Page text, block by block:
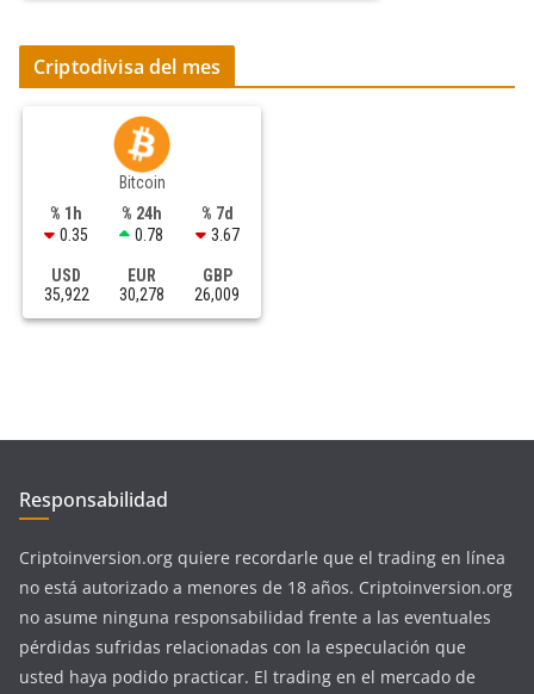
Criptodivisa del mes
Bitcoin
% 1h
0.35
% 24h
0.78
% 7d
3.67
USD
35,922
EUR
30,278
GBP
26,009
Responsabilidad
Criptoinversion.org quiere recordarle que el trading en línea
no está autorizado a menores de 18 años. Criptoinversion.org
no asume ninguna responsabilidad frente a las eventuales
pérdidas sufridas relacionadas con la especulación que
usted haya podido practicar. El trading en el mercado de